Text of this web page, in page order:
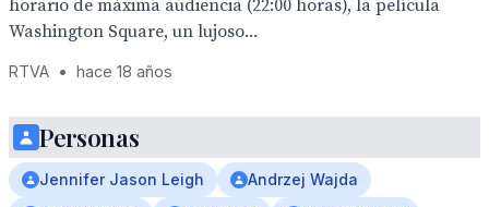
horario de máxima audiencia (22:00 horas), la película
Washington Square, un lujoso...
RTVA • hace 18 años
Personas
Jennifer Jason Leigh
Andrzej Wajda